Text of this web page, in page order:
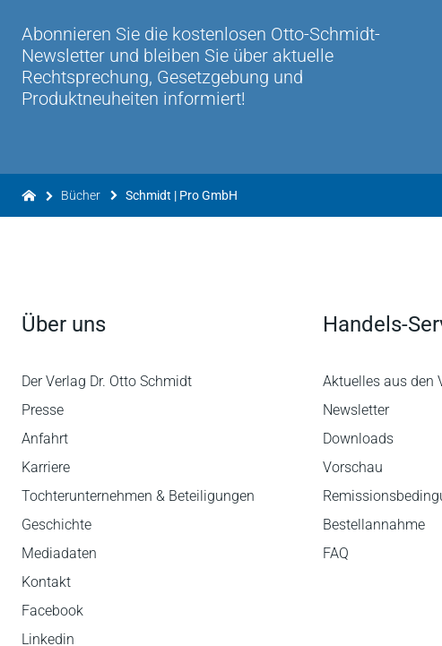
Abonnieren Sie die kostenlosen Otto-Schmidt-
Newsletter und bleiben Sie über aktuelle
Rechtsprechung, Gesetzgebung und
Produktneuheiten informiert!
Bücher Schmidt | Pro GmbH
Über uns
Der Verlag Dr. Otto Schmidt
Presse
Anfahrt
Karriere
Tochterunternehmen & Beteiligungen
Geschichte
Mediadaten
Kontakt
Facebook
Linkedin
Handels-
Aktuelles aus den
Newsletter
Downloads
Vorschau
Bestellannahme
FAQ